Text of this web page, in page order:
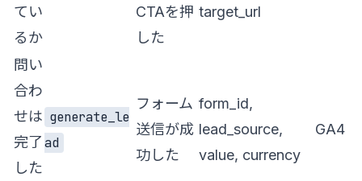
てい
るか
CTAを押
した
target_url
問い
合わ
せは
完了
した
generate_le
ad
フォーム
送信が成
功した
form_id,
lead_source,
value, currency
GA4